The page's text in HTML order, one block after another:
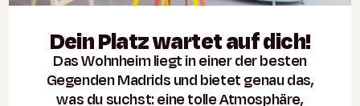
Dein Platz wartet auf dich!
Das Wohnheim liegt in einer der besten
Gegenden Madrids und bietet genau das,
was du suchst: eine tolle Atmosphäre,